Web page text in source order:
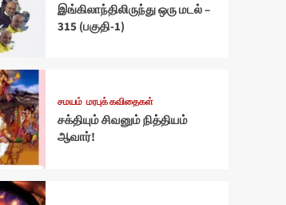
இங்கிலாந்திலிருந்து ஒரு மடல் –
315 (பகுதி-1)
சமயம் மரபுக் கவிதைகள்
சக்தியும் சிவனும் நித்தியம்
ஆவார்!